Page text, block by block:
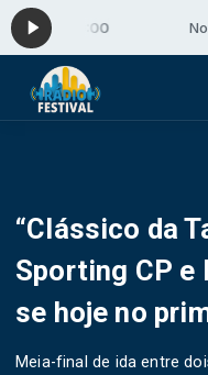
às 00:00
“Clássico da
Sporting CP
se hoje no
Meia-final de ida entre